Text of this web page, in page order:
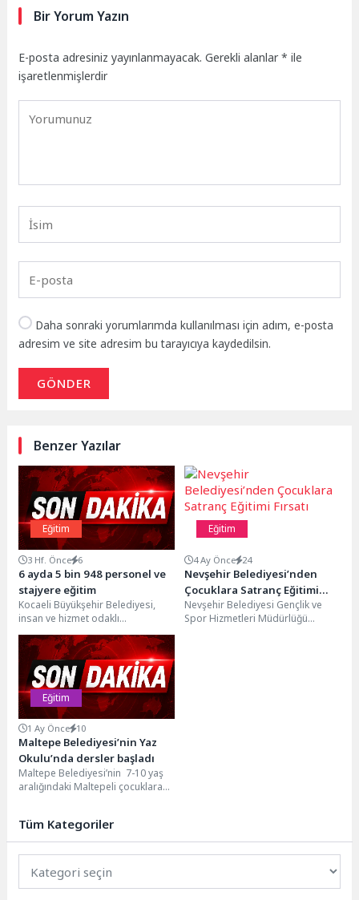
Bir Yorum Yazın
E-posta adresiniz yayınlanmayacak. Gerekli alanlar* ile
işaretlenmişlerdir
Daha sonraki yorumlarımda kullanılması için adım, e-posta
adresim ve site adresim bu tarayıcıya kaydedilsin.
GÖNDER
Benzer Yazılar
Eğitim
3 Hf. Önce 6
6 ayda 5 bin 948 personel ve
stajyere eğitim
Kocaeli Büyükşehir Belediyesi,
insan ve hizmet odaklı
belediyecilik anlayışı
doğrultusunda eğitim
faaliyetlerini aralıksız sürdürüyor.
Bu...
Eğitim
4 Ay Önce 24
Nevşehir Belediyesi’nden
Çocuklara Satranç Eğitimi
Fırsatı
Nevşehir Belediyesi Gençlik ve
Spor Hizmetleri Müdürlüğü
Eğitim
1 Ay Önce 10
Maltepe Belediyesi’nin Yaz
Okulu’nda dersler başladı
Maltepe Belediyesi’nin 7-10 yaş
aralığındaki Maltepeli çocuklara
Tüm Kategoriler